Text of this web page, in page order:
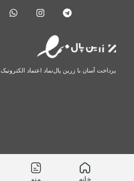
پرداخت آسان با زرین پالنماد اعتماد الکترونیک
خانه منو